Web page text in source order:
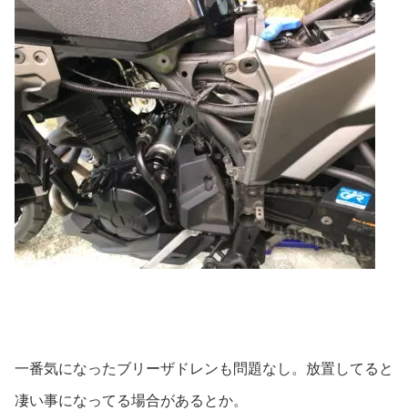
一番気になったブリーザドレンも問題なし。放置してると
凄い事になってる場合があるとか。